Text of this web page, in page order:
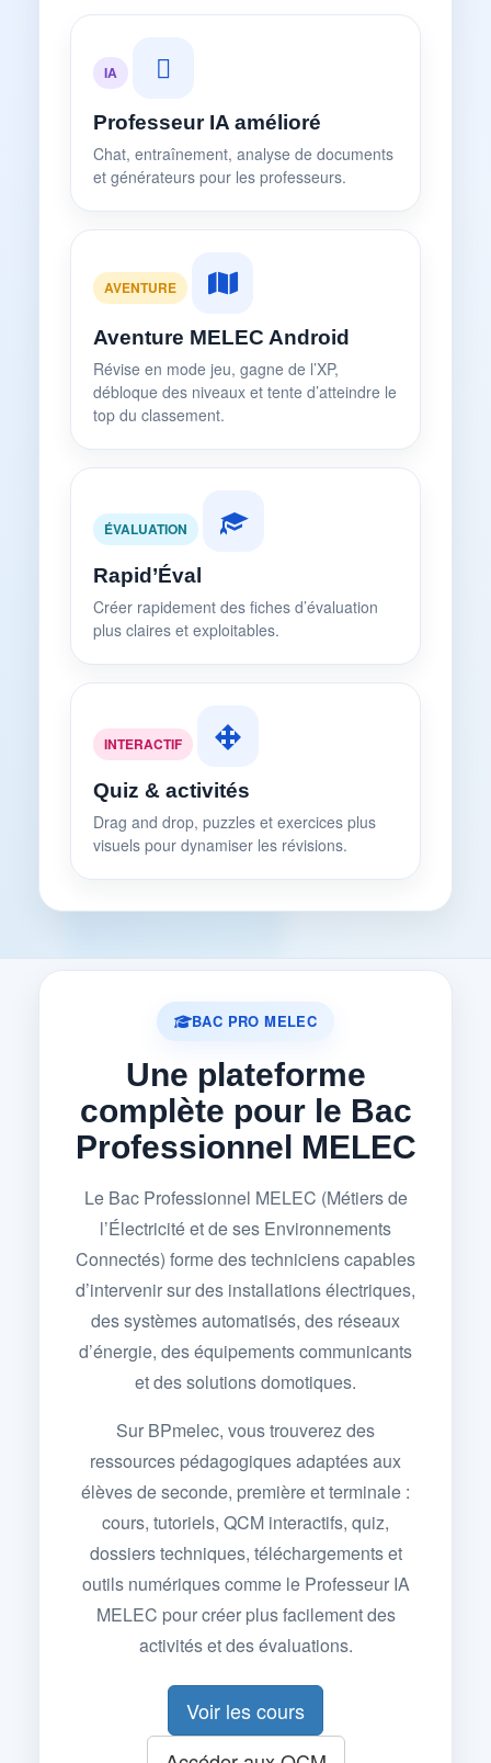
IA
Professeur IA amélioré
Chat, entraînement, analyse de documents
et générateurs pour les professeurs.
AVENTURE
Aventure MELEC Android
Révise en mode jeu, gagne de l’XP,
débloque des niveaux et tente d’atteindre le
top du classement.
ÉVALUATION
Rapid’Éval
Créer rapidement des fiches d’évaluation
plus claires et exploitables.
INTERACTIF
Quiz & activités
Drag and drop, puzzles et exercices plus
visuels pour dynamiser les révisions.
BAC PRO MELEC
Une plateforme
complète pour le Bac
Professionnel MELEC
Le Bac Professionnel MELEC (Métiers de
l’Électricité et de ses Environnements
Connectés) forme des techniciens capables
d’intervenir sur des installations électriques,
des systèmes automatisés, des réseaux
d’énergie, des équipements communicants
et des solutions domotiques.
Sur BPmelec, vous trouverez des
ressources pédagogiques adaptées aux
élèves de seconde, première et terminale :
cours, tutoriels, QCM interactifs, quiz,
dossiers techniques, téléchargements et
outils numériques comme le Professeur IA
MELEC pour créer plus facilement des
activités et des évaluations.
Voir les cours